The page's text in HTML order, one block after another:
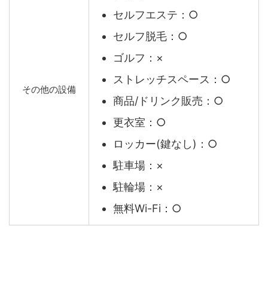
その他の設備
セルフエステ：○
セルフ脱毛：○
ゴルフ：×
ストレッチスペース：○
商品/ドリンク販売：○
更衣室：○
ロッカー(鍵なし)：○
駐車場：×
駐輪場：×
無料Wi-Fi：○